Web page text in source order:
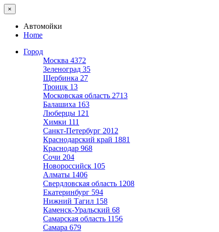
×
Автомойки
Home
Город
Москва 4372
Зеленоград 35
Щербинка 27
Троицк 13
Московская область 2713
Балашиха 163
Люберцы 121
Химки 111
Санкт-Петербург 2012
Краснодарский край 1881
Краснодар 968
Сочи 204
Новороссийск 105
Алматы 1406
Свердловская область 1208
Екатеринбург 594
Нижний Тагил 158
Каменск-Уральский 68
Самарская область 1156
Самара 679